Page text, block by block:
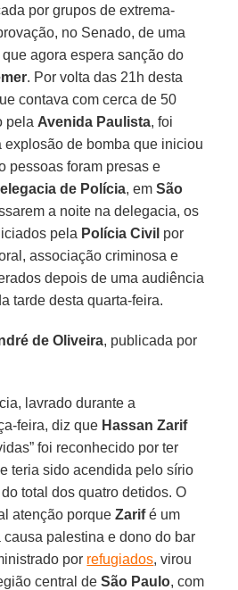
por grupos de extrema-
no Senado, de uma
que agora espera sanção do
. Por volta das 21h desta
contava com cerca de 50
pela Avenida Paulista, foi
explosão de bomba que iniciou
pessoas foram presas e
de Polícia, emSão
a noite na delegacia, os
pela Polícia Civil por
associação criminosa e
depois de uma audiência
tarde desta quarta-feira.
de Oliveira, publicada por
lavrado durante a
feira, diz que Hassan Zarif
foi reconhecido por ter
teria sido acendida pelo sírio
do total dos quatro detidos. O
atenção porqueZarifé um
palestina e dono do bar
por refugiados, virou
central deSão Paulo, com